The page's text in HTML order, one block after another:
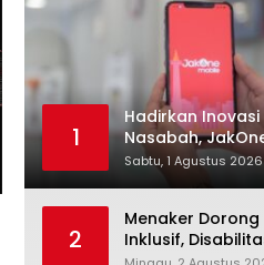
1
Hadirkan
Nasabah,
Antar Bank
Raih Digital
Sabtu, 1 Agustus 2026
2
Menaker Dorong
Inklusif,
Dapat